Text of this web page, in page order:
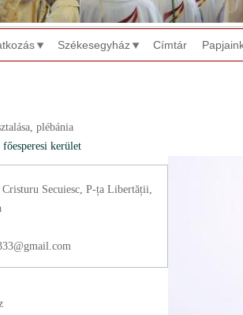
Székesegyház Címtár
plébánia
kerület
Secuiesc, P-ța Libertății,